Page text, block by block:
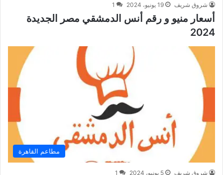
شروق شريف 19 يونيو، 2024 1
أسعار منيو و رقم أنس الدمشقي مصر الجديدة
2024
مطاعم القاهرة
شروق شريف 5 يونيو، 2024 1